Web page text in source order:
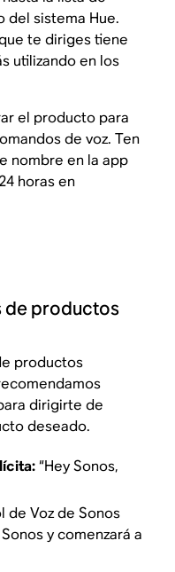
del sistema Hue.
te diriges tiene
utilizando en los
el producto para
de voz. Ten
nombre en la app
horas en
de productos
productos
dirigirte de
deseado.
“Hey Sonos,
de Voz de Sonos
y comenzará a